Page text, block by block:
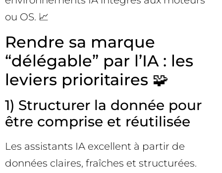
ou OS. 📈
Rendre sa marque
“délégable” par l’IA : les
leviers prioritaires 🧩
1) Structurer la donnée pour
être comprise et réutilisée
Les assistants IA excellent à partir de
données claires, fraîches et structurées.